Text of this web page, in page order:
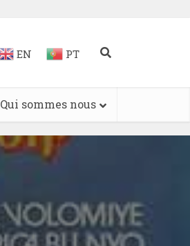
EN PT
Qui sommes nous